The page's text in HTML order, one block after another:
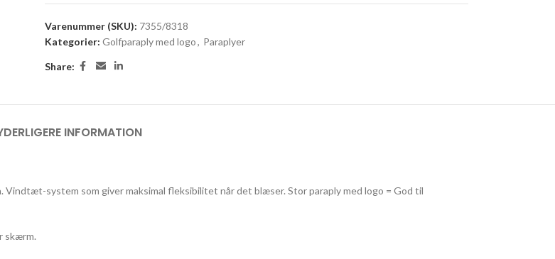
Varenummer (SKU): 7355/8318
Kategorier: Golfparaply med logo, Paraplyer
Share:
INFORMATION
system som giver maksimal fleksibilitet når det blæser. Stor paraply med logo = God til
skærm.